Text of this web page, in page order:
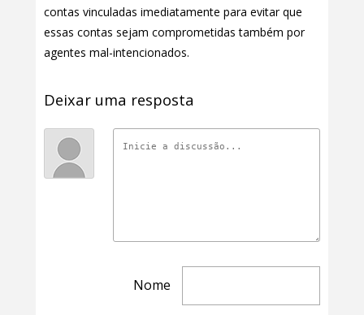
contas vinculadas imediatamente para evitar que
essas contas sejam comprometidas também por
agentes mal-intencionados.
Deixar uma resposta
Nome